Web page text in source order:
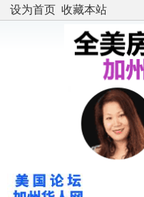
设为首页 收藏本站